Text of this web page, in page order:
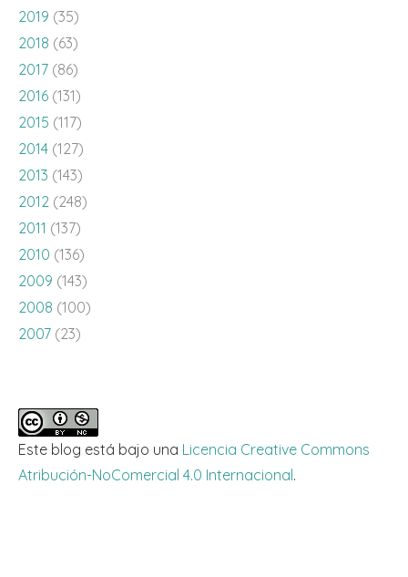
2019 (35)
2018 (63)
2017 (86)
2016 (131)
2015 (117)
2014 (127)
2013 (143)
2012 (248)
2011 (137)
2010 (136)
2009 (143)
2008 (100)
2007 (23)
Este blog está bajo una Licencia Creative Commons
Atribución-NoComercial 4.0 Internacional.